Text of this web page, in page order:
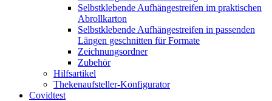
Selbstklebende Aufhängestreifen im praktischen
Abrollkarton
Selbstklebende Aufhängestreifen in passenden
Längen geschnitten für Formate
Zeichnungsordner
Zubehör
Hilfsartikel
Thekenaufsteller-Konfigurator
Covidtest